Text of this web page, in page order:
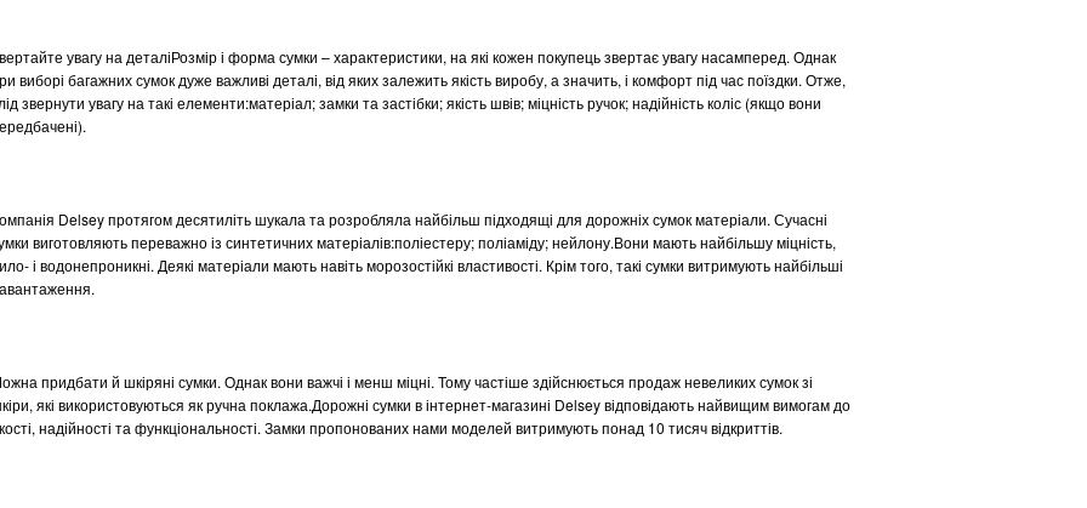
увагу на деталіРозмір і форма сумки – характеристики, на які кожен покупець звертає увагу насамперед. Однак
виборі багажних сумок дуже важливі деталі, від яких залежить якість виробу, а значить, і комфорт під час поїздки. Отже,
звернути увагу на такі елементи:матеріал; замки та застібки; якість швів; міцність ручок; надійність коліс (якщо вони
Delsey протягом десятиліть шукала та розробляла найбільш підходящі для дорожніх сумок матеріали. Сучасні
виготовляють переважно із синтетичних матеріалів:поліестеру; поліаміду; нейлону.Вони мають найбільшу міцність,
і водонепроникні. Деякі матеріали мають навіть морозостійкі властивості. Крім того, такі сумки витримують найбільші
придбати й шкіряні сумки. Однак вони важчі і менш міцні. Тому частіше здійснюється продаж невеликих сумок зі
які використовуються як ручна поклажа.Дорожні сумки в інтернет-магазині Delsey відповідають найвищим вимогам до
надійності та функціональності. Замки пропонованих нами моделей витримують понад 10 тисяч відкриттів.